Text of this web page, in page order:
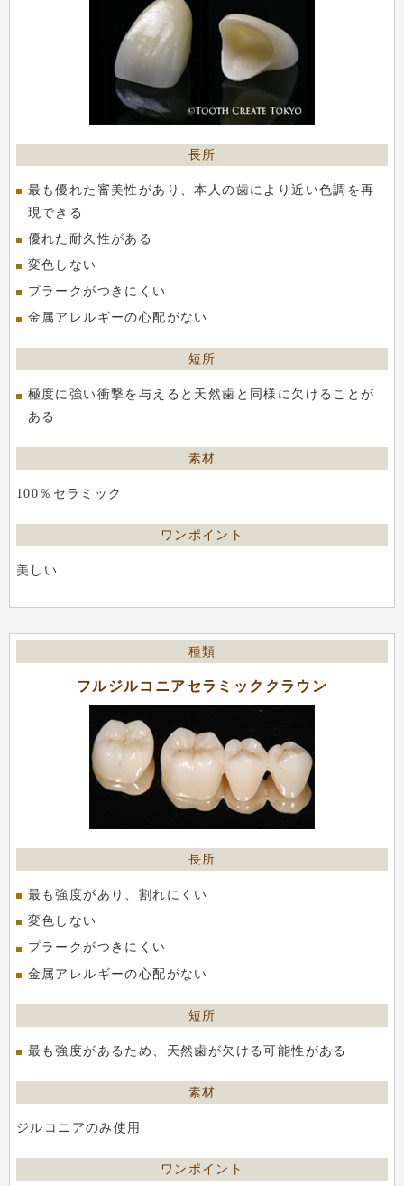
最も優れた審美性があり、本人の歯により近い色調を再
現できる
優れた耐久性がある
変色しない
プラークがつきにくい
金属アレルギーの心配がない
極度に強い衝撃を与えると天然歯と同様に欠けることが
ある
100％セラミック
美しい
フルジルコニアセラミッククラウン
最も強度があり、割れにくい
変色しない
プラークがつきにくい
金属アレルギーの心配がない
最も強度があるため、天然歯が欠ける可能性がある
ジルコニアのみ使用